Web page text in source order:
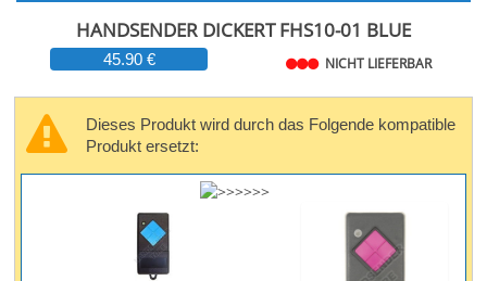
HANDSENDER DICKERT FHS10-01 BLUE
45.90 € NICHT LIEFERBAR
Dieses Produkt wird durch das Folgende kompatible
Produkt ersetzt: